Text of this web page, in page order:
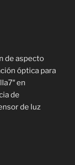
de aspecto
óptica para
en
de
de luz